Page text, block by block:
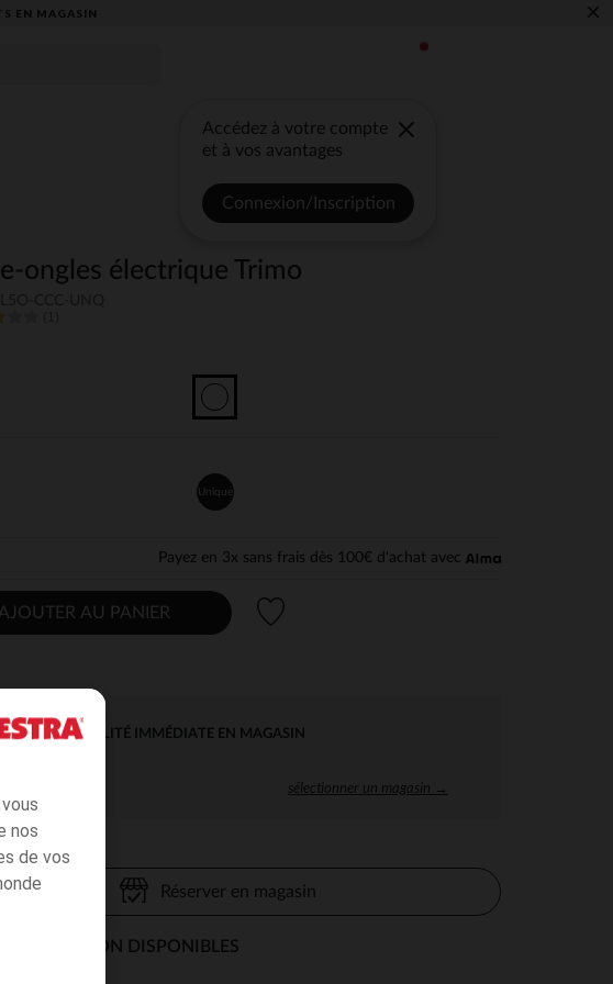
nos
de vos
EN MAGASIN​ ×
Accédez à votre compte
et à vos avantages
Connexion/Inscription
ongles électrique Trimo
Unique
Payez en 3x sans frais dès 100€ d'achat avec
AJOUTER AU PANIER
DISPONIBILITÉ IMMÉDIATE EN MAGASIN
sélectionner un magasin →
Réserver en magasin
DE LIVRAISON DISPONIBLES